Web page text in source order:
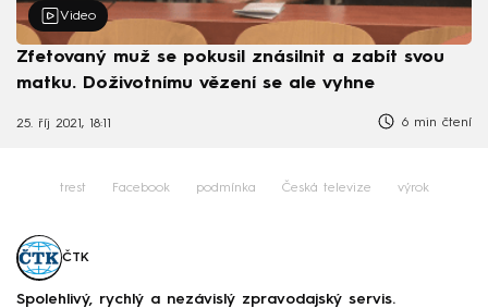
Video
Zfetovaný muž se pokusil znásilnit a zabít svou
matku. Doživotnímu vězení se ale vyhne
25. říj 2021, 18:11 6 min čtení
trest Facebook podmínka Česká televize výrok
ČTK
Spolehlivý, rychlý a nezávislý zpravodajský servis.